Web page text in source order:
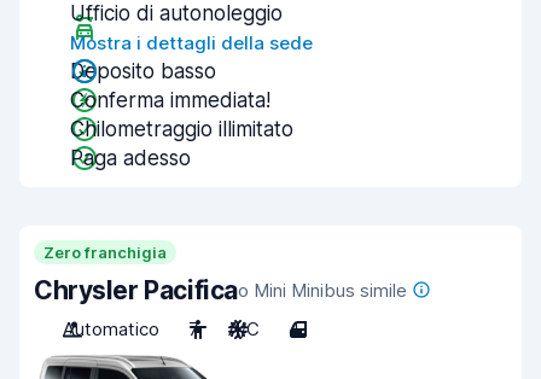
Ufficio di autonoleggio
Mostra i dettagli della sede
Deposito basso
Conferma immediata!
Chilometraggio illimitato
Paga adesso
Zero franchigia
Chrysler Pacificao Mini Minibus simile
Automatico
7 A/C 4